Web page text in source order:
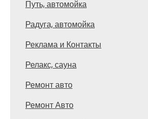
Путь, автомойка
Радуга, автомойка
Реклама и Контакты
Релакс, сауна
Ремонт авто
Ремонт Авто